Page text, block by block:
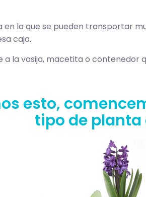
en la que se pueden transportar
caja.
a la vasija, macetita o
esto,
tipo de planta